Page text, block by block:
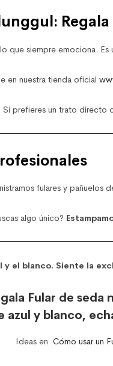
Regala
que siempre emociona.
en nuestra tienda oficial
Si prefieres un trato directo
fulares y pañuelos
algo único?
y el blanco. Siente la
Fular de
azul y blanco,
Ideas en Cómo usar un